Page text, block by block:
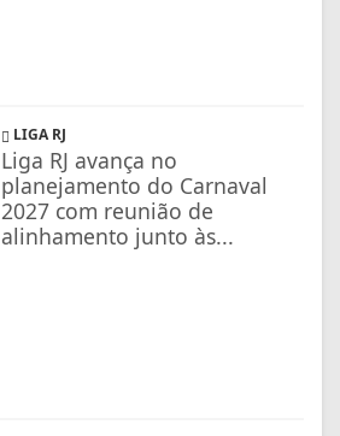
LIGA RJ
Liga RJ avança no
planejamento do Carnaval
2027 com reunião de
alinhamento junto às...